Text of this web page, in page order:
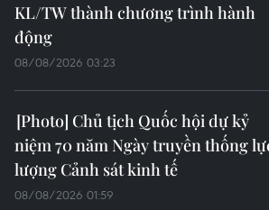
KL/TW thành chương trình hành
động
08/08/2026 03:23
Chủ tịch Quốc hội dự kỷ
niệm 70 năm Ngày truyền thống
lượng Cảnh sát kinh tế
08/08/2026 01:59